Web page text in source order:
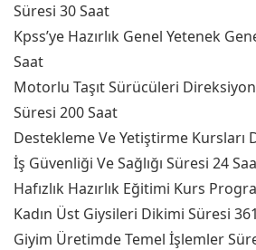
Süresi 30 Saat
Kpss’ye Hazırlık Genel Yetenek
Saat
Motorlu Taşıt Sürücüleri
Süresi 200 Saat
Destekleme Ve Yetiştirme Kursları
İş Güvenliği Ve Sağlığı Süresi 24
Hafızlık Hazırlık Eğitimi Kurs
Kadın Üst Giysileri Dikimi Süresi
Giyim Üretimde Temel İşlemler